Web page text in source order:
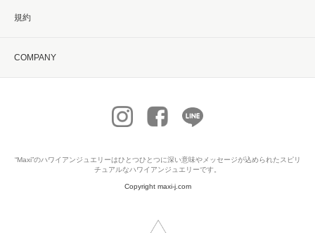
規約
COMPANY
“Maxi”のハワイアンジュエリーはひとつひとつに深い意味やメッセージが込められたスピリ
チュアルなハワイアンジュエリーです。
Copyright maxi-j.com